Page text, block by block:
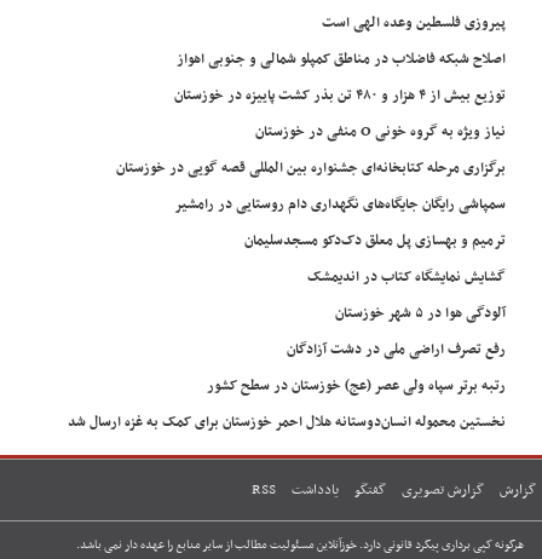
پیروزی فلسطین وعده الهی است
اصلاح شبکه فاضلاب در مناطق کمپلو شمالی و جنوبی اهواز
توزیع بیش از ۴ هزار و ۴۸۰ تن بذر کشت پاییزه در خوزستان
نیاز ویژه به گروه خونی O منفی در خوزستان
برگزاری مرحله کتابخانه‌ای جشنواره بین المللی قصه گویی در خوزستان
سمپاشی رایگان جایگاه‌های نگهداری دام روستایی در رامشیر
ترمیم و بهسازی پل معلق دک‌دکو مسجدسلیمان
گشایش نمایشگاه کتاب در اندیمشک
آلودگی هوا در ۵ شهر خوزستان
رفع تصرف اراضی ملی در دشت آزادگان
رتبه برتر سپاه ولی عصر (عج) خوزستان در سطح کشور
نخستین محموله انسان‌دوستانه هلال احمر خوزستان برای کمک به غزه ارسال شد
گزارش گزارش تصویری گفتگو یادداشت RSS
هرگونه کپی برداری پیگرد قانونی دارد. خوزآنلاین مسئولیت مطالب از سایر منابع را عهده دار نمی باشد.